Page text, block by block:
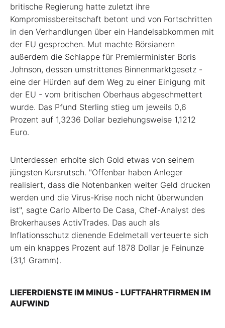
britische Regierung hatte zuletzt ihre
Kompromissbereitschaft betont und von Fortschritten
in den Verhandlungen über ein Handelsabkommen mit
der EU gesprochen. Mut machte Börsianern
außerdem die Schlappe für Premierminister Boris
Johnson, dessen umstrittenes Binnenmarktgesetz -
eine der Hürden auf dem Weg zu einer Einigung mit
der EU - vom britischen Oberhaus abgeschmettert
wurde. Das Pfund Sterling stieg um jeweils 0,6
Prozent auf 1,3236 Dollar beziehungsweise 1,1212
Euro.
Unterdessen erholte sich Gold etwas von seinem
jüngsten Kursrutsch. "Offenbar haben Anleger
realisiert, dass die Notenbanken weiter Geld drucken
werden und die Virus-Krise noch nicht überwunden
ist", sagte Carlo Alberto De Casa, Chef-Analyst des
Brokerhauses ActivTrades. Das auch als
Inflationsschutz dienende Edelmetall verteuerte sich
um ein knappes Prozent auf 1878 Dollar je Feinunze
(31,1 Gramm).
LIEFERDIENSTE IM MINUS - LUFTFAHRTFIRMEN IM
AUFWIND